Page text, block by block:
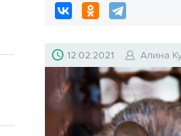
12.02.2021 Алина